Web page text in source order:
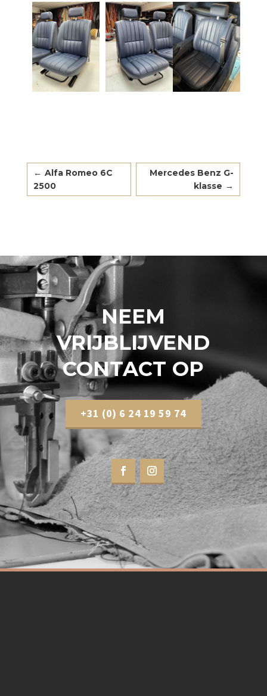
← Alfa Romeo 6C
2500
Mercedes Benz G-
klasse →
NEEM
VRIJBLIJVEND
CONTACT OP
+31 (0) 6 24 19 59 74